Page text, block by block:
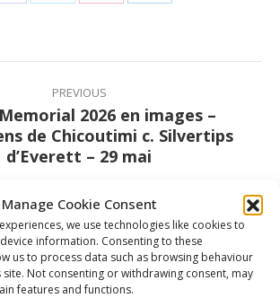
Manage Cookie Consent
we use technologies like cookies to
information. Consenting to these
us to process data such as browsing behaviour
Not consenting or withdrawing consent, may
features and functions.
Facebook
X
PinterestLinkedIn
PREVIOUS
Previous
post:
2026 en images –
de Chicoutimi c. Silvertips
d’Everett – 29 mai
NEXT
Next
post:
de la Coupe Memorial 2026 –
c. Everett – 29 mai